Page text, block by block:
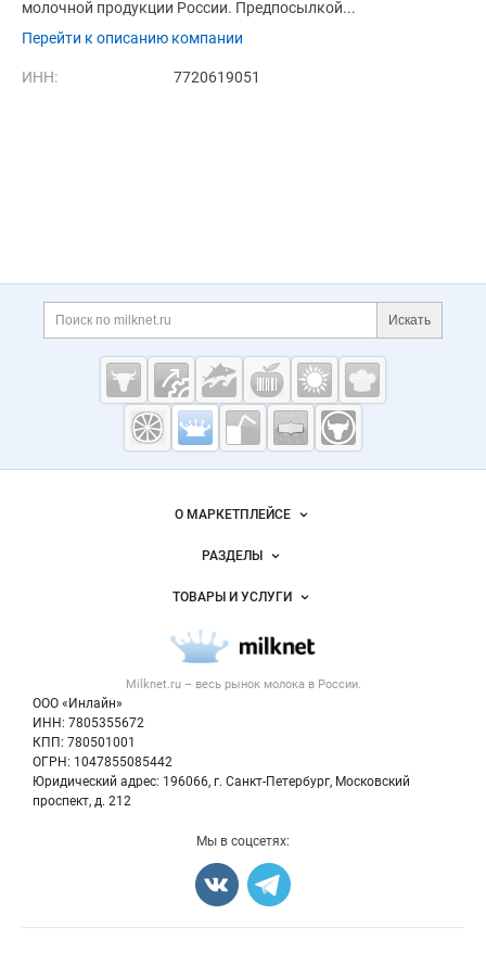
молочной продукции России. Предпосылкой...
Перейти к описанию компании
ИНН: 7720619051
Дополнительная информация
Поиск по сайту и
Искать
Cсылки на полезные проекты
Молочная
промышленность
Milknet.ru
Важные разделы и контакты
Milknet.ru – весь рынок молокав России.
ООО «Инлайн»
ИНН: 7805355672
КПП: 780501001
ОГРН: 1047855085442
Юридический адрес: 196066, г. Санкт-Петербург, Московский
проспект, д. 212
Навигация по сайтуО МАРКЕТПЛЕЙСЕ
Новости Milknet.ru
Размещение рекламы
Публичная оферта
Контактная информация
Политика обработки персональных данных
РАЗДЕЛЫ
Объявления
Новости рынка
ТОВАРЫ И УСЛУГИ
Молочная продукция
Вторичное сырье
Оборудование
Мы в соцсетях: